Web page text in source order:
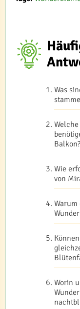
Was
Balkon?
Wie
von
Worin